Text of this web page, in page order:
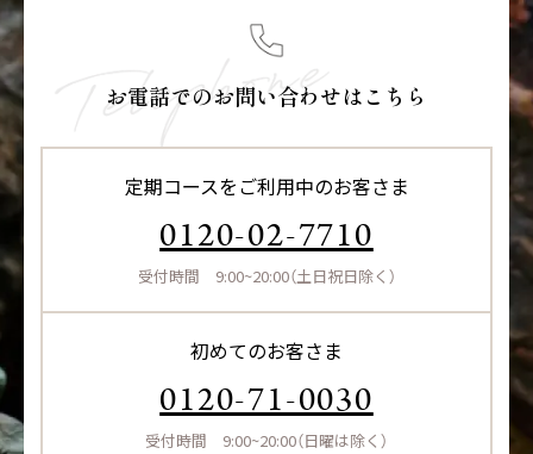
お電話でのお問い合わせはこちら
定期コースをご利用中のお客さま
0120-02-7710
受付時間 9:00~20:00（土日祝日除く）
初めてのお客さま
0120-71-0030
受付時間 9:00~20:00（日曜は除く）